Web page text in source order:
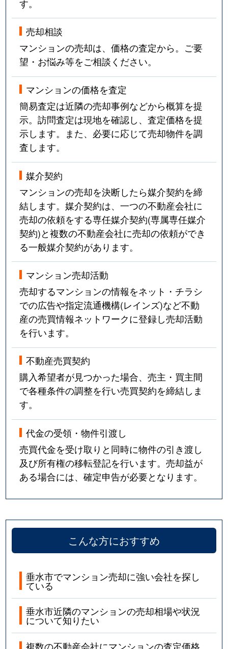
す。
売却相談
マンションの売却は、価格の査定から。ご要
望・お悩み等をご相談ください。
マンションの価格を査定
簡易査定は近隣の売却事例などから概算を提
示。訪問査定は現地を確認し、査定価格を提
示します。また、必要に応じて売却物件を調
査します。
媒介契約
マンションの売却を決断したら媒介契約を締
結します。媒介契約は、一つの不動産会社に
売却の依頼をする専任媒介契約(専属専任媒介
契約)と複数の不動産会社に売却の依頼ができ
る一般媒介契約があります。
マンション売却活動
売却するマンションの情報をネット・チラシ
での広告や指定流通機構(レインズ)など不動
産の売買情報ネットワークに登録し売却活動
を行います。
不動産売買契約
購入希望者が見つかった場合、売主・買主間
で各種条件の調整を行い売買契約を締結しま
す。
代金の受領・物件引渡し
売買代金を受け取りと同時に物件の引き渡し
及び所有権の移転登記を行います。売却益が
ある場合には、確定申告が必要となります。
こんな方におすすめ
垂水市でマンション売却に強い会社を探し
ている
垂水市近隣のマンションの売却相場や状況
について知りたい
複数の不動産会社にマンションの査定価格